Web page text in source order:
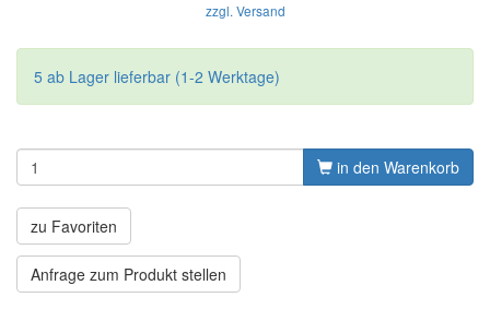
zzgl. Versand
5 ab Lager lieferbar (1-2 Werktage)
in den Warenkorb
zu Favoriten
Anfrage zum Produkt stellen